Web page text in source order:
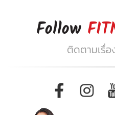
Follow
ติดตามเรื่อ